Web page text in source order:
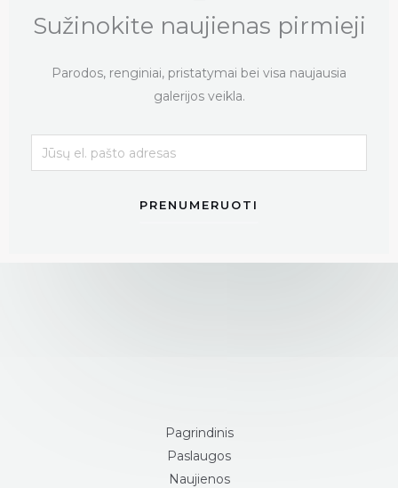
Sužinokite naujienas pirmieji
Parodos, renginiai, pristatymai bei visa naujausia
galerijos veikla.
PRENUMERUOTI
Pagrindinis
Paslaugos
Naujienos